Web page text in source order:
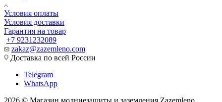
Условия оплаты
Условия доставки
Гарантия на товар
+7 9231232089
zakaz@zazemleno.com
Доставка по всей России
Telegram
WhatsApp
2026 © Магазин молниезащиты и заземления Zazemleno